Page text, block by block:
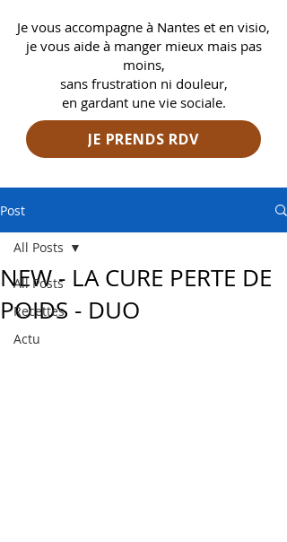
Je vous accompagne à Nantes et en visio,
je vous aide à manger mieux mais pas
moins,
sans frustration ni douleur,
en gardant une vie sociale.
JE PRENDS RDV
Post
All Posts
Recettes
Actu
All Posts
NEW - LA CURE PERTE DE
POIDS - DUO